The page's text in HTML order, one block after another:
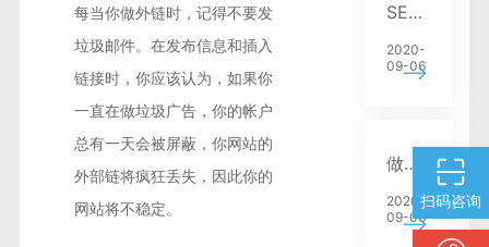
每当你做外链时，记得不要发
垃圾邮件。在发布信息和插入
链接时，你应该认为，如果你
一直在做垃圾广告，你的帐户
总有一天会被屏蔽，你网站的
外部链将疯狂丢失，因此你的
网站将不稳定。
SEO快速排名网址优化
2020-
09-06
做网站SEO优化你需要了解几个主要特征分析
2020-
09-06
扫码咨询